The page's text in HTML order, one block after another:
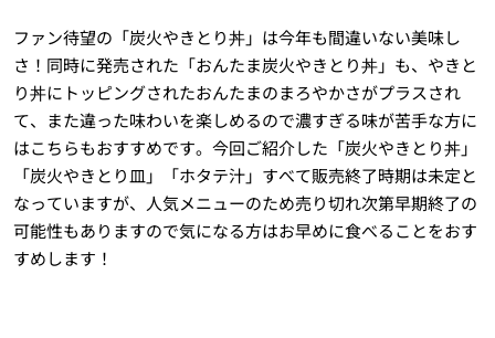
ファン待望の「炭火やきとり丼」は今年も間違いない美味し
さ！同時に発売された「おんたま炭火やきとり丼」も、やきと
り丼にトッピングされたおんたまのまろやかさがプラスされ
て、また違った味わいを楽しめるので濃すぎる味が苦手な方に
はこちらもおすすめです。今回ご紹介した「炭火やきとり丼」
「炭火やきとり皿」「ホタテ汁」すべて販売終了時期は未定と
なっていますが、人気メニューのため売り切れ次第早期終了の
可能性もありますので気になる方はお早めに食べることをおす
すめします！